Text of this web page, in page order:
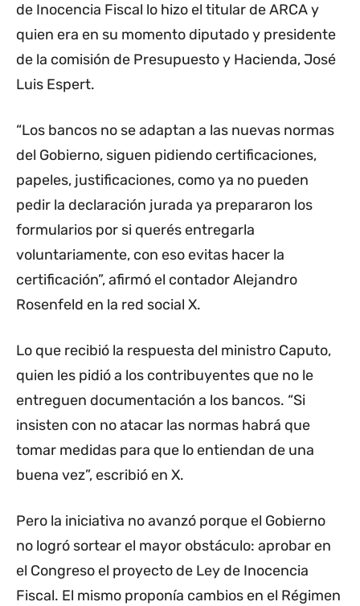
de Inocencia Fiscal lo hizo el titular de ARCA y
quien era en su momento diputado y presidente
de la comisión de Presupuesto y Hacienda, José
Luis Espert.
“Los bancos no se adaptan a las nuevas normas
del Gobierno, siguen pidiendo certificaciones,
papeles, justificaciones, como ya no pueden
pedir la declaración jurada ya prepararon los
formularios por si querés entregarla
voluntariamente, con eso evitas hacer la
certificación”, afirmó el contador Alejandro
Rosenfeld en la red social X.
Lo que recibió la respuesta del ministro Caputo,
quien les pidió a los contribuyentes que no le
entreguen documentación a los bancos. “Si
insisten con no atacar las normas habrá que
tomar medidas para que lo entiendan de una
buena vez”, escribió en X.
Pero la iniciativa no avanzó porque el Gobierno
no logró sortear el mayor obstáculo: aprobar en
el Congreso el proyecto de Ley de Inocencia
Fiscal. El mismo proponía cambios en el Régimen